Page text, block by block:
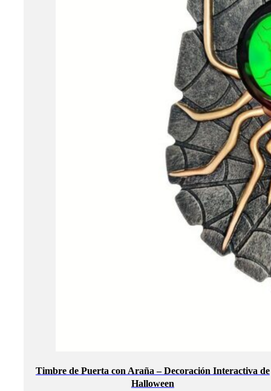
Timbre de Puerta con Araña – Decoración Interactiva de
Halloween